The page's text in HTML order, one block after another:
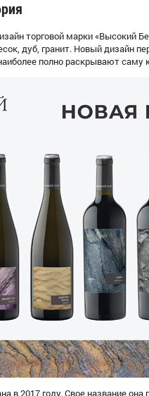
торговой марки «Высокий
дуб, гранит. Новый дизайн
полно раскрывают саму
в 2017 году. Свое название она